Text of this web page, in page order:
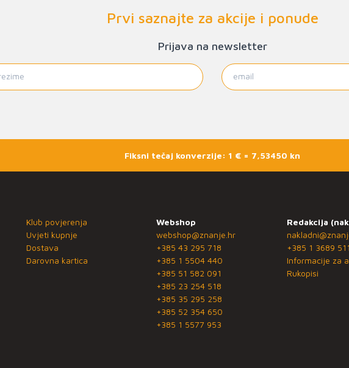
Prvi saznajte za akcije i ponude
Prijava na newsletter
Fiksni tečaj konverzije: 1 € = 7,53450 kn
Klub povjerenja
Uvjeti kupnje
Dostava
Darovna kartica
Webshop
webshop@znanje.hr
+385 43 295 718
+385 1 5504 440
+385 51 582 091
+385 23 254 518
+385 35 295 258
+385 52 354 650
+385 1 5577 953
Redakcija
+385 1 3689 511
Informacije za
Rukopisi